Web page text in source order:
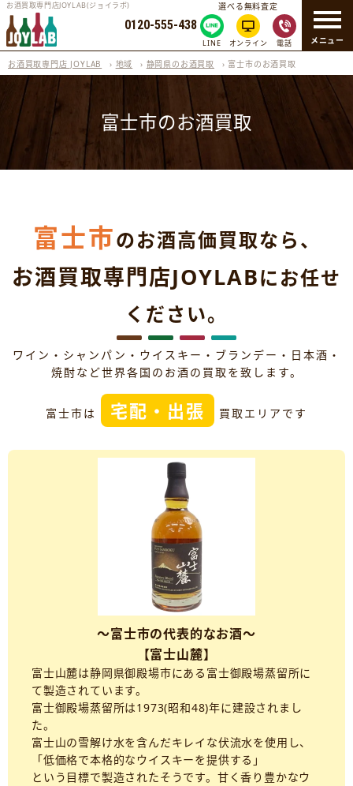
メニュー
お酒買取専門店JOYLAB(ジョイラボ)
0120-555-438
選べる無料査定
LINE オンライン 電話
お酒買取専門店 JOYLAB › 地域 › 静岡県のお酒買取 ›富士市のお酒買取
富士市のお酒買取
富士市のお酒高価買取なら、
お酒買取専門店JOYLABにお任せ
ください。
ワイン・シャンパン・ウイスキー・ブランデー・日本酒・
焼酎など世界各国のお酒の買取を致します。
富士市は 宅配・出張 買取エリアです
～富士市の代表的なお酒～
【富士山麓】
富士山麓は静岡県御殿場市にある富士御殿場蒸留所に
て製造されています。
富士御殿場蒸留所は1973(昭和48)年に建設されまし
た。
富士山の雪解け水を含んだキレイな伏流水を使用し、
「低価格で本格的なウイスキーを提供する」
という目標で製造されたそうです。甘く香り豊かなウ